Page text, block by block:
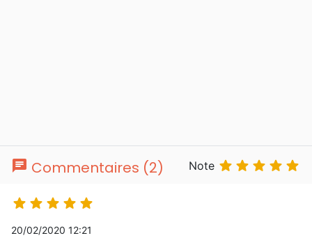
chat Commentaires (2) Note     
    
20/02/2020 12:21